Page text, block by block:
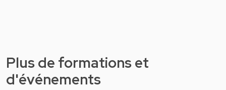
Plus de formations et
d'événements